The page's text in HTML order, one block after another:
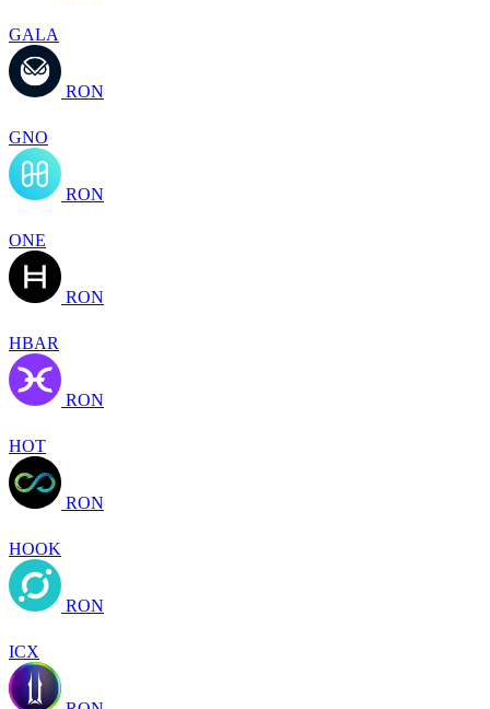
GALA
RON
GNO
RON
ONE
RON
HBAR
RON
HOT
RON
HOOK
RON
ICX